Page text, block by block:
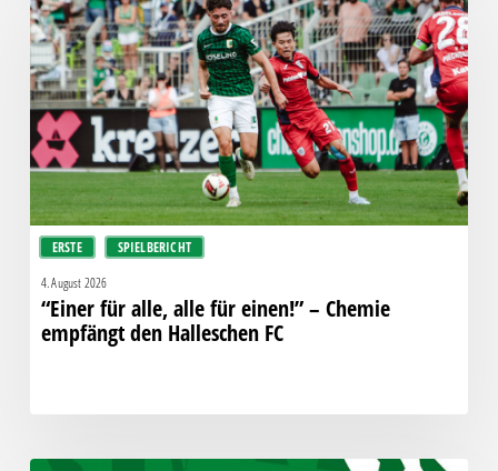
ERSTE SPIELBERICHT
alle,
alle
für
einen!”
–
Chemie
empfängt
den
Halleschen
FC
4. August 2026
“Einer für alle, alle für einen!” – Chemie
empfängt den Halleschen FC